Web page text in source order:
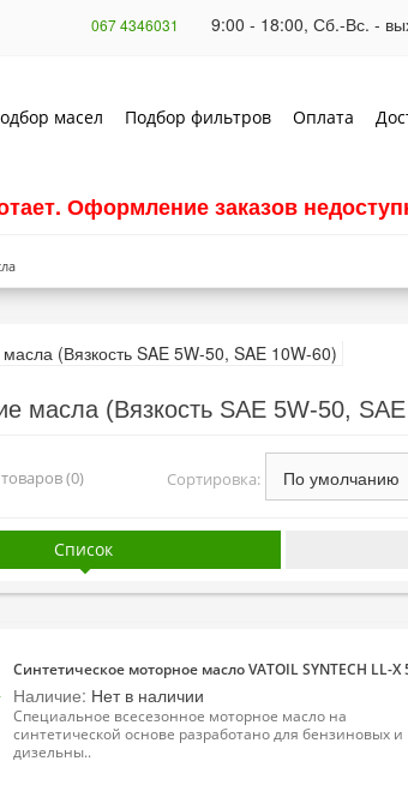
067 4346031 9:00 - 18:00, Сб.-Вс. -
масел Подбор фильтров Оплата
Оформление заказов
масла (Вязкость SAE 5W-50,
(0) Сортировка:
Список
Синтетическое моторное масло VATOIL SYNTECH LL-X
Наличие: Нет в наличии
Специальное всесезонное моторное масло на
синтетической основе разработано для бензиновых и
дизельны..